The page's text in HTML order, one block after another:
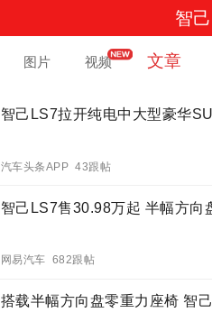
智
图片 视频 文章
智己LS7拉开纯电中大型豪华
汽车头条APP 43跟帖
智己LS7售30.98万起 半幅方向
网易汽车 682跟帖
搭载半幅方向盘零重力座椅 智